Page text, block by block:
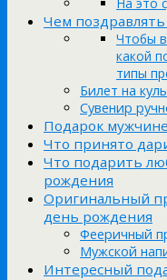
Чем
Чтобы
какой
типы
Билет на
Сувенир
Подарок
Что принято
Что подарить
рождения
Оригинальный
день рождения
Фееричный
Мужской
Интересный